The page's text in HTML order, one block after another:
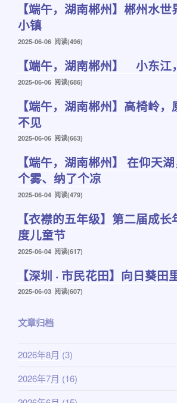
【端午，湖南郴州】郴州水
小镇
发
2025-06-06 阅读(496)
【端午，湖南郴州】 小东江
发
2025-06-06 阅读(686)
【端午，湖南郴州】高椅岭
不见
发
2025-06-06 阅读(663)
【端午，湖南郴州】 在仰天
个雾、纳了个凉
发
2025-06-04 阅读(479)
【衣襟的五年级】第二届成
度儿童节
发
2025-06-04 阅读(617)
【深圳 · 市民花田】向日葵田
发
2025-06-03 阅读(607)
文章归档
2026年8月 (3)
2026年7月 (16)